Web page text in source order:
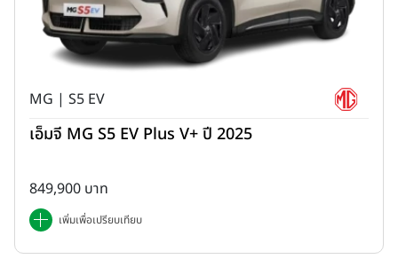
MG | S5 EV
เอ็มจี MG S5 EV Plus V+ ปี 2025
849,900 บาท
เพิ่มเพื่อเปรียบเทียบ